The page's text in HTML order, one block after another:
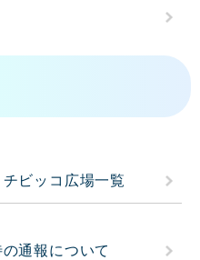
ビッコ広場一覧
通報について